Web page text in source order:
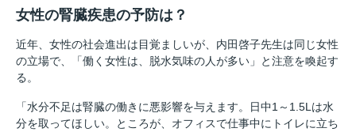
女性の腎臓疾患の予防は？
近年、女性の社会進出は目覚ましいが、内田啓子先生は同じ女性
の立場で、「働く女性は、脱水気味の人が多い」と注意を喚起す
る。
「水分不足は腎臓の働きに悪影響を与えます。日中1～1.5Lは水
分を取ってほしい。ところが、オフィスで仕事中にトイレに立ち